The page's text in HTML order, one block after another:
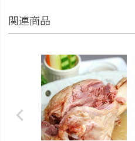
関連商品